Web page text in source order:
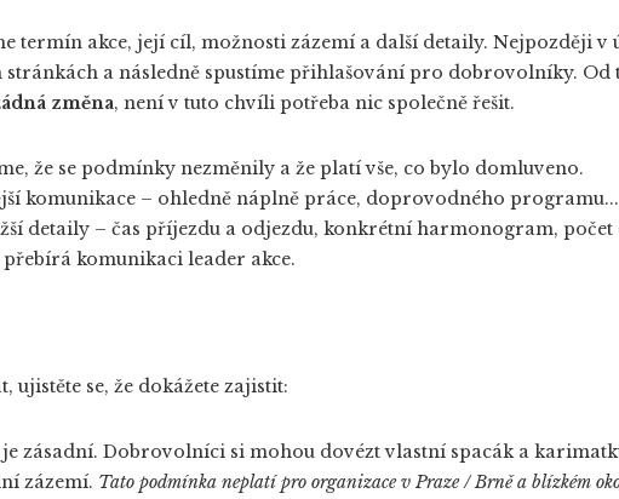
termín akce, její cíl, možnosti zázemí a další detaily. Nejpozději v
a následně spustíme přihlašování pro dobrovolníky. Od
změna, není v tuto chvíli potřeba nic společně řešit.
že se podmínky nezměnily a že platí vše, co bylo domluveno.
komunikace – ohledně náplně práce, doprovodného programu...
detaily – čas příjezdu a odjezdu, konkrétní harmonogram,
komunikaci leader akce.
se, že dokážete zajistit:
je zásadní. Dobrovolníci si mohou dovézt vlastní spacák a
zázemí. Tato podmínka neplatí pro organizace v Praze / Brně a blízkém